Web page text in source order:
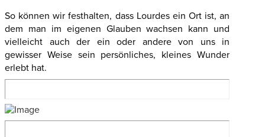
So können wir festhalten, dass Lourdes ein Ort ist, an
dem man im eigenen Glauben wachsen kann und
vielleicht auch der ein oder andere von uns in
gewisser Weise sein persönliches, kleines Wunder
erlebt hat.